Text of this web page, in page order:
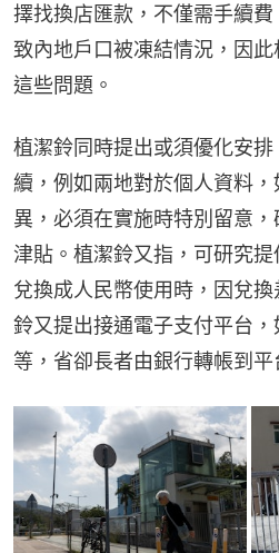
擇找換店匯款，不僅需手續
致內地戶口被凍結情況，因
這些問題。
植潔鈴同時提出或須優化安
續，例如兩地對於個人資料
異，必須在實施時特別留意
津貼。植潔鈴又指，可研究
兌換成人民幣使用時，因兌
鈴又提出接通電子支付平台
等，省卻長者由銀行轉帳到平